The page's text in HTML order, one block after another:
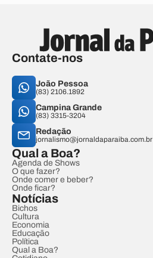
Contate-nos
João Pessoa
(83) 2106.1892
Campina Grande
(83) 3315-3204
Redação
jornalismo@jornaldaparaiba.com.br
Qual a Boa?
Agenda de Shows
O que fazer?
Onde comer e beber?
Onde ficar?
Notícias
Bichos
Cultura
Economia
Educação
Política
Qual a Boa?